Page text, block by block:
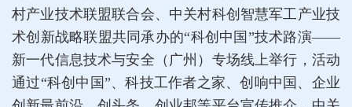
村产业技术联盟联合会、中关村科创智慧军工产业技
术创新战略联盟共同承办的“科创中国”技术路演——
新一代信息技术与安全（广州）专场线上举行，活动
通过“科创中国”、科技工作者之家、创响中国、企业